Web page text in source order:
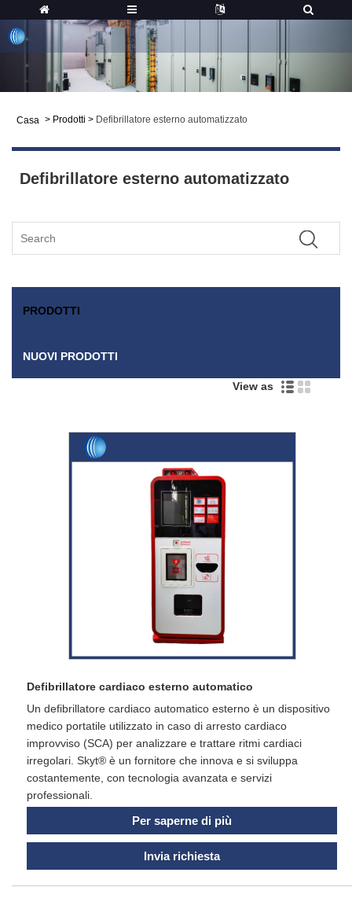
Casa > Prodotti > Defibrillatore esterno automatizzato
Defibrillatore esterno automatizzato
PRODOTTI
NUOVI PRODOTTI
View as
Defibrillatore cardiaco esterno automatico
Un defibrillatore cardiaco automatico esterno è un dispositivo
medico portatile utilizzato in caso di arresto cardiaco
improvviso (SCA) per analizzare e trattare ritmi cardiaci
irregolari. Skyt® è un fornitore che innova e si sviluppa
costantemente, con tecnologia avanzata e servizi
professionali.
Per saperne di più
Invia richiesta